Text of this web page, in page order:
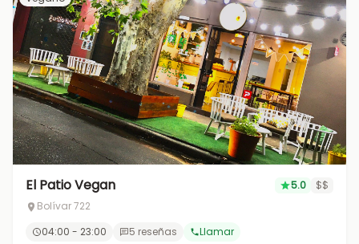
El Patio Vegan 5.0
$$
Bolívar 722
04:00 - 23:00
5 reseñas Llamar